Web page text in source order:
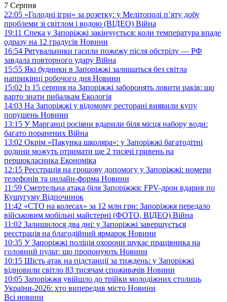
7 Серпня
22:05 «Голодні ігри» за розетку: у Мелітополі п’яту добу
проблеми зі світлом і водою (ВІДЕО) Війна
19:11 Спека у Запоріжжі закінчується: коли температура впаде
одразу на 12 градусів Новини
16:54 Рятувальники гасили пожежу після обстрілу — РФ
завдала повторного удару Війна
15:55 Які будинки в Запоріжжі залишаться без світла
наприкінці робочого дня Новини
15:02 Із 15 серпня на Запоріжжі заборонять ловити раків: що
варто знати рибалкам Екологія
14:03 На Запоріжжі у відомому ресторані виявили купу
порушень Новини
13:15 У Марганці росіяни вдарили біля місця набору води:
багато поранених Війна
13:02 Окрім «Пакунка школяра»: у Запоріжжі багатодітні
родини можуть отримати ще 2 тисячі гривень на
першокласника Економіка
12:15 Реєстрація на грошову допомогу у Запоріжжі: номери
телефонів та онлайн-форма Новини
11:59 Смертельна атака біля Запоріжжя: FPV-дрон вдарив по
Кушугуму Відпочинок
11:42 «СТО на колесах» за 12 млн грн: Запоріжжя передало
військовим мобільні майстерні (ФОТО, ВІДЕО) Війна
11:02 Залишилося два дні: у Запоріжжі завершується
реєстрація на благодійний ярмарок Новини
10:35 У Запоріжжі поліція охорони шукає працівника на
головний пульт: що пропонують Новини
10:15 Шість атак на підстанції за тиждень: у Запоріжжі
відновили світло 83 тисячам споживачів Новини
10:05 Запоріжжя увійшло до трійки молодіжних столиць
України-2026: хто випередив місто Новини
Всі новини